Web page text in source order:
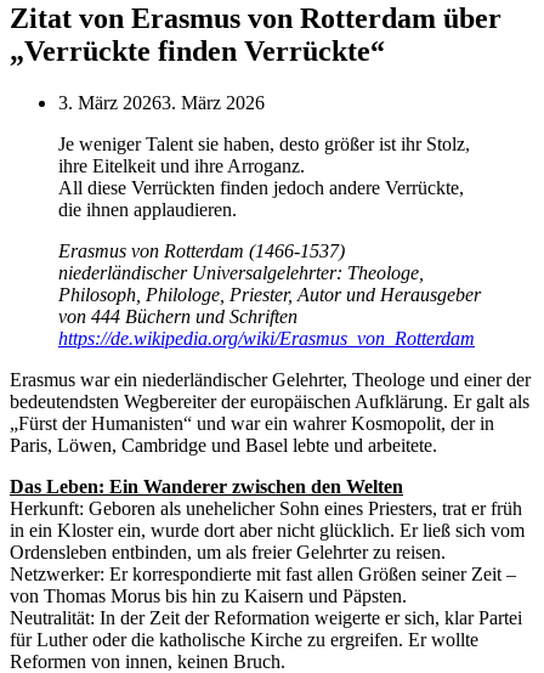
Zitat von Erasmus von Rotterdam über
„Verrückte finden Verrückte“
3. März 20263. März 2026
Je weniger Talent sie haben, desto größer ist ihr Stolz,
ihre Eitelkeit und ihre Arroganz.
All diese Verrückten finden jedoch andere Verrückte,
die ihnen applaudieren.
Erasmus von Rotterdam (1466-1537)
niederländischer Universalgelehrter: Theologe,
Philosoph, Philologe, Priester, Autor und Herausgeber
von 444 Büchern und Schriften
https://de.wikipedia.org/wiki/Erasmus_von_Rotterdam
Erasmus war ein niederländischer Gelehrter, Theologe und einer der
bedeutendsten Wegbereiter der europäischen Aufklärung. Er galt als
„Fürst der Humanisten“ und war ein wahrer Kosmopolit, der in
Paris, Löwen, Cambridge und Basel lebte und arbeitete.
Das Leben: Ein Wanderer zwischen den Welten
Herkunft: Geboren als unehelicher Sohn eines Priesters, trat er früh
in ein Kloster ein, wurde dort aber nicht glücklich. Er ließ sich vom
Ordensleben entbinden, um als freier Gelehrter zu reisen.
Netzwerker: Er korrespondierte mit fast allen Größen seiner Zeit –
von Thomas Morus bis hin zu Kaisern und Päpsten.
Neutralität: In der Zeit der Reformation weigerte er sich, klar Partei
für Luther oder die katholische Kirche zu ergreifen. Er wollte
Reformen von innen, keinen Bruch.